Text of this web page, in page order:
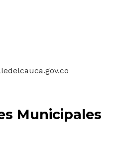
Municipales